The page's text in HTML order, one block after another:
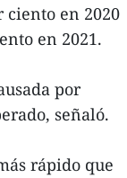
en 2020
en 2021.
por
señaló.
rápido que